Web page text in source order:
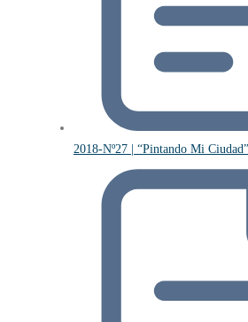
2018-Nº27 | “Pintando Mi Ciudad”